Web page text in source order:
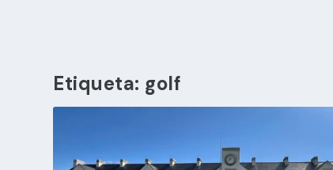
Etiqueta: golf